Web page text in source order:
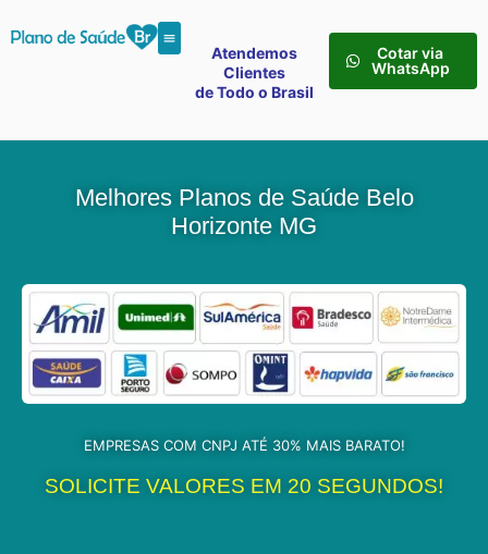
Atendemos
Clientes
de Todo o Brasil
Cotar via
WhatsApp
Melhores Planos de Saúde Belo
Horizonte MG
EMPRESAS COM CNPJ ATÉ 30% MAIS BARATO!
SOLICITE VALORES EM 20 SEGUNDOS!